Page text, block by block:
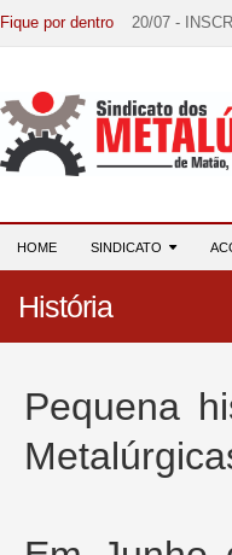
Fique por dentro 15/07 -
03/08 -
28/07 -
HOME SINDICATO
História
Pequena